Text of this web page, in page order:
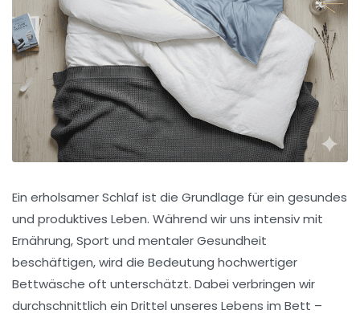
Ein erholsamer Schlaf ist die Grundlage für ein gesundes
und produktives Leben. Während wir uns intensiv mit
Ernährung, Sport und mentaler Gesundheit
beschäftigen, wird die Bedeutung hochwertiger
Bettwäsche oft unterschätzt. Dabei verbringen wir
durchschnittlich ein Drittel unseres Lebens im Bett –